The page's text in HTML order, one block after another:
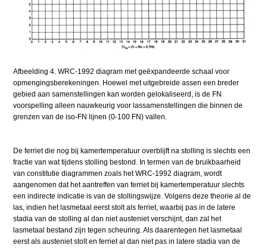
Afbeelding 4. WRC-1992 diagram met geëxpandeerde schaal voor
opmengingsberekeningen. Hoewel met uitgebreide assen een breder
gebied aan samenstellingen kan worden gelokaliseerd, is de FN
voorspelling alleen nauwkeurig voor lassamenstellingen die binnen de
grenzen van de iso-FN lijnen (0-100 FN) vallen.
De ferriet die nog bij kamertemperatuur overblijft na stolling is slechts een
fractie van wat tijdens stolling bestond. In termen van de bruikbaarheid
van constitutie diagrammen zoals het WRC-1992 diagram, wordt
aangenomen dat het aantreffen van ferriet bij kamertemperatuur slechts
een indirecte indicatie is van de stollingswijze. Volgens deze theorie al de
las, indien het lasmetaal eerst stolt als ferriet, waarbij pas in de latere
stadia van de stolling al dan niet austeniet verschijnt, dan zal het
lasmetaal bestand zijn tegen scheuring. Als daarentegen het lasmetaal
eerst als austeniet stolt en ferriet al dan niet pas in latere stadia van de